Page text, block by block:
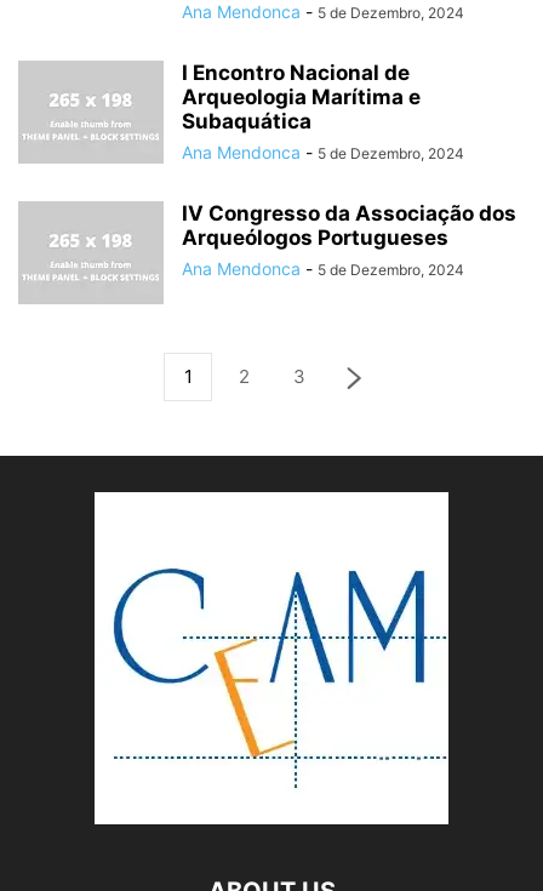
Ana Mendonca - 5 de Dezembro, 2024
I Encontro Nacional de
Arqueologia Marítima e
Subaquática
Ana Mendonca - 5 de Dezembro, 2024
IV Congresso da Associação dos
Arqueólogos Portugueses
Ana Mendonca - 5 de Dezembro, 2024
1 2 3